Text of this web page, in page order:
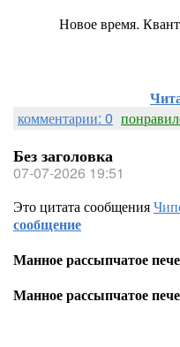
Новое время.
комментарии: 0
Без заголовка
07-07-2026 19:51
Это цитата сообщения
сообщение
Манное рассыпчатое
Манное рассыпчатое